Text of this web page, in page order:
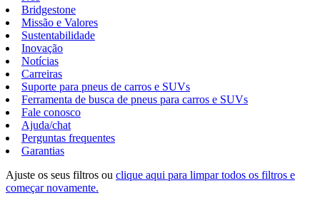
Bridgestone
Missão e Valores
Sustentabilidade
Inovação
Notícias
Carreiras
Suporte para pneus de carros e SUVs
Ferramenta de busca de pneus para carros e SUVs
Fale conosco
Ajuda/chat
Perguntas frequentes
Garantias
Ajuste os seus filtros ou clique aqui para limpar todos os filtros e
começar novamente.